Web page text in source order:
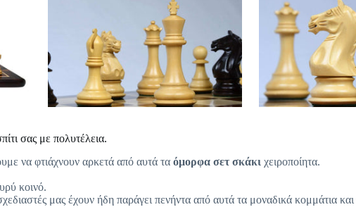
σας με πολυτέλεια.
να φτιάχνουν αρκετά από αυτά τα όμορφα σετ σκάκι χειροποίητα.
κοινό.
μας έχουν ήδη παράγει πενήντα από αυτά τα μοναδικά κομμάτια